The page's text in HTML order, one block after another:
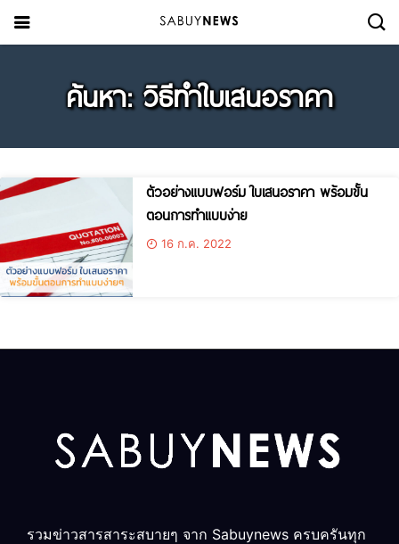
ค้นหา: วิธีทำใบเสนอราคา
ตัวอย่างแบบฟอร์ม ใบเสนอราคา พร้อมขั้น
ตอนการทำแบบง่าย
16 ก.ค. 2022
รวมข่าวสารสาระสบายๆ จาก Sabuynews ครบครันทุก